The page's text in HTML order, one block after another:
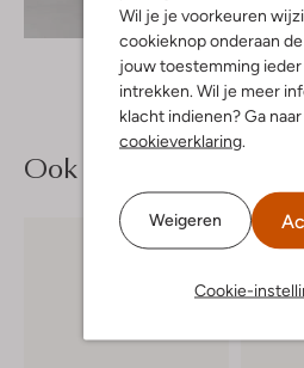
Wil je je voorkeuren
cookieknop onderaan
jouw toestemming
intrekken. Wil je meer
klacht indienen? Ga
cookieverklaring
Weigeren
Cookie-
Ontdek de look
Ook iets voor jou?